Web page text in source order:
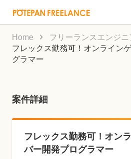
Home
フリーランスエンジ
フレックス勤務可！オンライン
グラマー
案件詳細
フレックス勤務可！オン
バー開発プログラマー